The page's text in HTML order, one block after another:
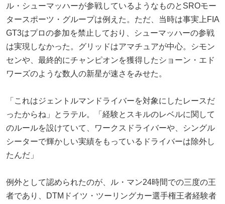
ル・シューマッハーが参戦しているようなものとSROモー
タースポーツ・グループは例えた。ただ、当時は事実上FIA
GT3はプロの参加を禁止しており、シューマッハーの参戦
は実現しなかった。グリッドはアマチュアが中心。シモン
センや、最終的にチャンピオンを獲得したショーン・エド
ワーズのような数人の新星が速さをみせた。
「これはジェントルマンドライバーを対象にしたレースだ
ったからね」とラテル。「経験とスキルのレベルに関して
のルールを設けていて、ワークスドライバーや、シングル
シーターで輝かしい実績をもっているドライバーは除外し
たんだ」
例外として認められたのが、ル・マン24時間での三度の王
者であり、DTMドイツ・ツーリングカー選手権王者経験者